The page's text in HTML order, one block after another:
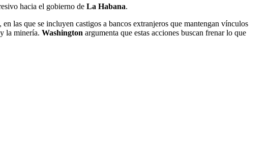
hacia el gobierno de La Habana.
, en las que se incluyen castigos a bancos extranjeros que mantengan vínculos
la minería. Washington argumenta que estas acciones buscan frenar lo que